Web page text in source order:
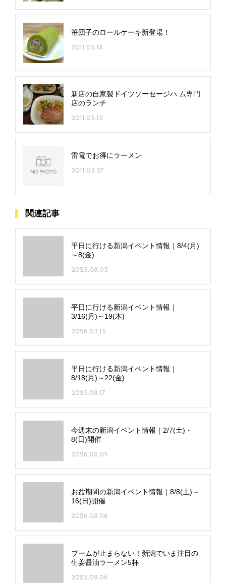
笹団子のロールケーキ新登場！
2011.05.18
新店の自家製ドイツソーセージハ ム専門
店のランチ
2011.05.15
雷電でお得にラーメン
2011.03.27
関連記事
平日に行ける新潟イベント情報｜8/4(月)
～8(金)
2025.08.03
平日に行ける新潟イベント情報｜
3/16(月)～19(木)
2026.03.15
平日に行ける新潟イベント情報｜
8/18(月)～22(金)
2025.08.17
今週末の新潟イベント情報｜2/7(土)・
8(日)開催
2026.02.05
お盆期間の新潟イベント情報｜8/8(土)～
16(日)開催
2026.08.06
ブームが止まらない！新潟でいま注目の
生姜醤油ラーメン5杯
2025.09.06